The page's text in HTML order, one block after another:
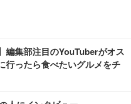
編集部注目のYouTuberがオス
行ったら食べたいグルメをチ